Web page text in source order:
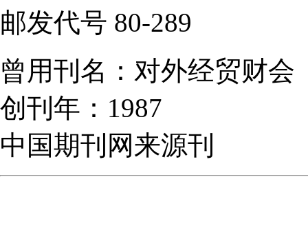
邮发代号 80-289
曾用刊名：对外经
创刊年：1987
中国期刊网来源刊